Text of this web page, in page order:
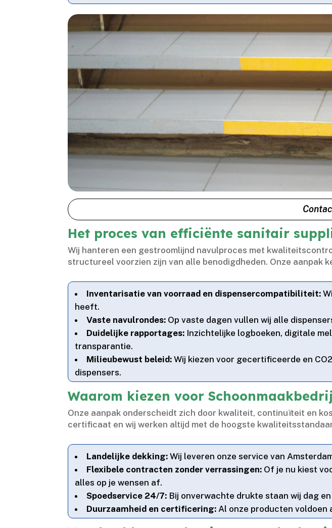
Het proces van efficiënte sanitair
Wij hanteren een gestroomlijnd navulproces met
structureel voorzien zijn van alle benodigdheden.​ Onze aanpak
Inventarisatie van voorraad en dispensercompatibiliteit:
heeft.​
Vaste navulrondes: Op vaste dagen vullen wij alle
Duidelijke rapportages: Inzichtelijke logboeken, digitale
transparantie.​
Milieubewust beleid: Wij kiezen voor gecertificeerde en
dispensers.​
Waarom kiezen voor
Onze aanpak onderscheidt zich door kwaliteit, continuïteit en
certificaat en wij werken altijd met de hoogste
Landelijke dekking: Wij leveren onze service van
Flexibele contracten zonder verrassingen: Of je nu kiest
alles op je wensen af.​
Spoedservice 24/7: Bij onverwachte drukte staan wij dag
Duurzaamheid en certificering: Al onze producten voldoen